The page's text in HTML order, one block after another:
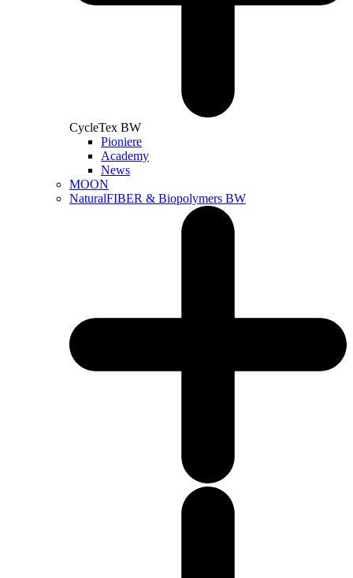
CycleTex BW
Pioniere
Academy
News
MOON
NaturalFIBER & Biopolymers BW